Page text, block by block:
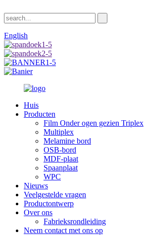
English
Huis
Producten
Film Onder ogen gezien Triplex
Multiplex
Melamine bord
OSB-bord
MDF-plaat
Spaanplaat
WPC
Nieuws
Veelgestelde vragen
Productontwerp
Over ons
Fabrieksrondleiding
Neem contact met ons op